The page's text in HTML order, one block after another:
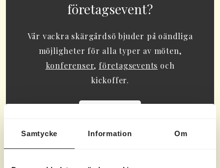
Samtycke Information Om
företagsevent?
Vår vackra skärgårdsö bjuder på oändliga
möjligheter för alla typer av möten,
konferenser, företagsevents och
kickoffer.